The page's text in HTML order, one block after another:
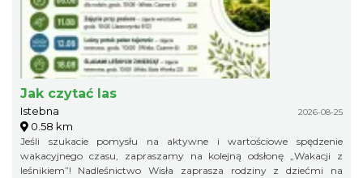
Jak czytać las
Istebna 2026-08-25
0.58 km
Jeśli szukacie pomysłu na aktywne i wartościowe spędzenie
wakacyjnego czasu, zapraszamy na kolejną odsłonę „Wakacji z
leśnikiem”! Nadleśnictwo Wisła zaprasza rodziny z dziećmi na